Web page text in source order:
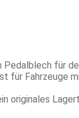
Pedalblech für
für Fahrzeuge
originales